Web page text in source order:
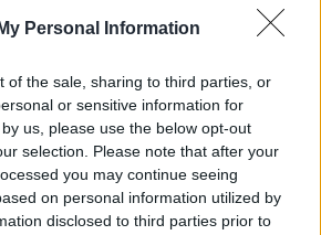
Personal Information
of the sale, sharing to third parties, or
or sensitive information for
us, please use the below opt-out
selection. Please note that after your
you may continue seeing
on personal information utilized by
disclosed to third parties prior to
pentru
de